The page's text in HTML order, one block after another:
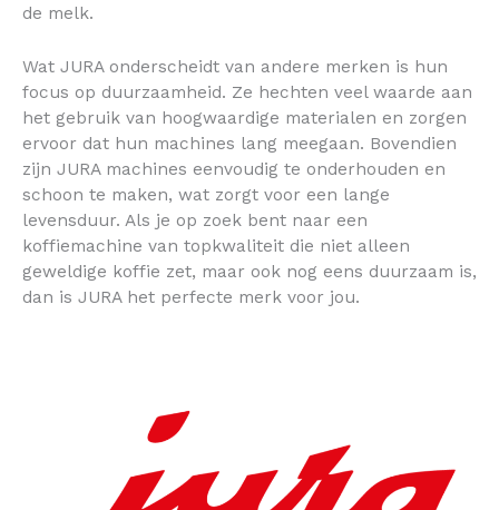
de melk.
Wat JURA onderscheidt van andere merken is hun
focus op duurzaamheid. Ze hechten veel waarde aan
het gebruik van hoogwaardige materialen en zorgen
ervoor dat hun machines lang meegaan. Bovendien
zijn JURA machines eenvoudig te onderhouden en
schoon te maken, wat zorgt voor een lange
levensduur. Als je op zoek bent naar een
koffiemachine van topkwaliteit die niet alleen
geweldige koffie zet, maar ook nog eens duurzaam is,
dan is JURA het perfecte merk voor jou.